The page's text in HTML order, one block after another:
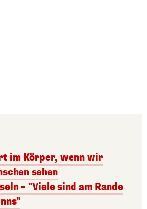
im Körper, wenn wir
sehen
– "Viele sind am Rande